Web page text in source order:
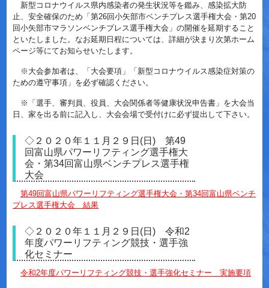
新型コロナウイルス県内感染者の発生状況等を鑑み、感染拡大防
止、安全確保のため「第26回小矢部市ベンチプレス選手権大会・第20
回小矢部市マラソンベンチプレス選手権大会」の開催を延期すること
といたしました。なお延期日程については、詳細が決まり次第ホーム
ページ等にてお知らせいたします。
※大会参加者は、「大会要項」「新型コロナウイルス感染症対策の
ための遵守事項」を必ず確認ください。
※「選手、審判員、役員、大会関係者等健康状況申告書」を大会当
日、家を出る前に記入し、大会会場で受付けに必ず提出して下さい。
◇２０２０年１１月２９日(日) 第49
回富山県パワーリフティング選手権大
会・第34回富山県ベンチプレス選手権
大会
第49回富山県パワーリフティング選手権大会・第34回富山県ベンチ
プレス選手権大会 結果
◇２０２０年１１月２９日(日) 令和2
年度パワーリフティング競技・選手強
化セミナー
令和2年度パワーリフティング競技・選手強化セミナー 実施要項